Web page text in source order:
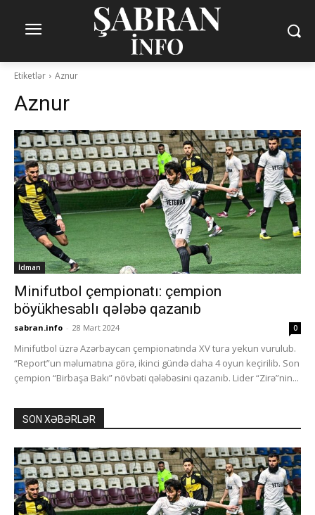
Etiketlər Aznur
Aznur
İdman
Minifutbol çempionatı: çempion
böyükhesablı qələbə qazanıb
sabran.info - 28 Mart 2024 0
Minifutbol üzrə Azərbaycan çempionatında XV tura yekun vurulub.
“Report”un məlumatına görə, ikinci gündə daha 4 oyun keçirilib. Son
çempion “Birbaşa Bakı” növbəti qələbəsini qazanıb. Lider “Zirə”nin...
SON XƏBƏRLƏR